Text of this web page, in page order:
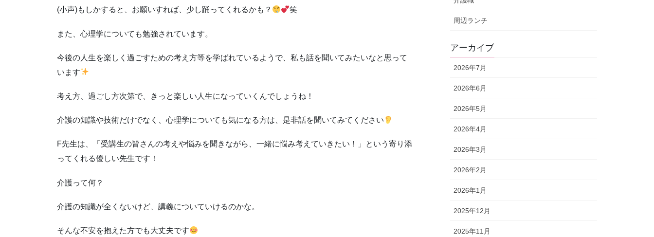
(小声)もしかすると、お願いすれば、少し踊ってくれるかも？ 笑
また、心理学についても勉強されています。
今後の人生を楽しく過ごすための考え方等を学ばれているようで、私も話を聞いてみたいなと思って
います
考え方、過ごし方次第で、きっと楽しい人生になっていくんでしょうね！
介護の知識や技術だけでなく、心理学についても気になる方は、是非話を聞いてみてください
F先生は、「受講生の皆さんの考えや悩みを聞きながら、一緒に悩み考えていきたい！」という寄り添
ってくれる優しい先生です！
介護って何？
介護の知識が全くないけど、講義についていけるのかな。
そんな不安を抱えた方でも大丈夫です
周辺ランチ
アーカイブ
2026年7月
2026年6月
2026年5月
2026年4月
2026年3月
2026年2月
2026年1月
2025年12月
2025年11月